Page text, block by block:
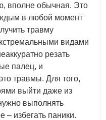
вполне обычная. Это
в любой момент
травму
видами
резать
палец, и
травмы. Для того,
выйти даже из
выполнять
– избегать паники.